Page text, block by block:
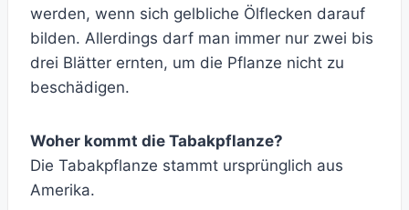
werden, wenn sich gelbliche Ölflecken darauf
bilden. Allerdings darf man immer nur zwei bis
drei Blätter ernten, um die Pflanze nicht zu
beschädigen.
Woher kommt die Tabakpflanze?
Die Tabakpflanze stammt ursprünglich aus
Amerika.